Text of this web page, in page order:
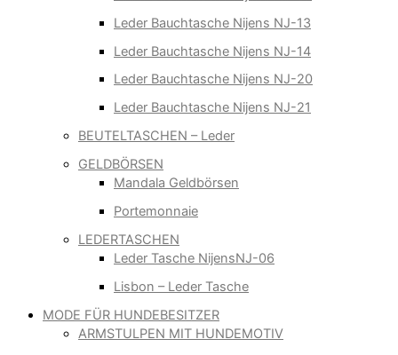
Leder Bauchtasche Nijens NJ-13
Leder Bauchtasche Nijens NJ-14
Leder Bauchtasche Nijens NJ-20
Leder Bauchtasche Nijens NJ-21
BEUTELTASCHEN – Leder
GELDBÖRSEN
Mandala Geldbörsen
Portemonnaie
LEDERTASCHEN
Leder Tasche NijensNJ-06
Lisbon – Leder Tasche
MODE FÜR HUNDEBESITZER
ARMSTULPEN MIT HUNDEMOTIV